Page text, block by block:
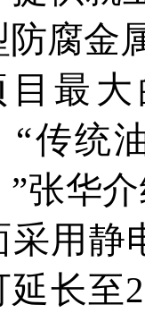
防腐金
目最
“传统
”张华
采用静
延长至